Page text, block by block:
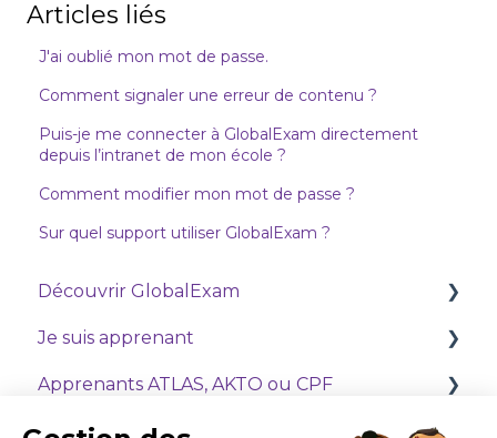
Articles liés
J'ai oublié mon mot de passe.
Comment signaler une erreur de contenu ?
Puis-je me connecter à GlobalExam directement
depuis l’intranet de mon école ?
Comment modifier mon mot de passe ?
Sur quel support utiliser GlobalExam ?
Découvrir GlobalExam
Qui sommes nous ?
Découvrir Exam
Découvrir General
Je suis apprenant
Débuter avec GlobalExam
Gérer mes paiements et abonnements
Apprenants ATLAS, AKTO ou CPF
OPCO (ATLAS & AKTO)
Je suis formateur ou administrateur